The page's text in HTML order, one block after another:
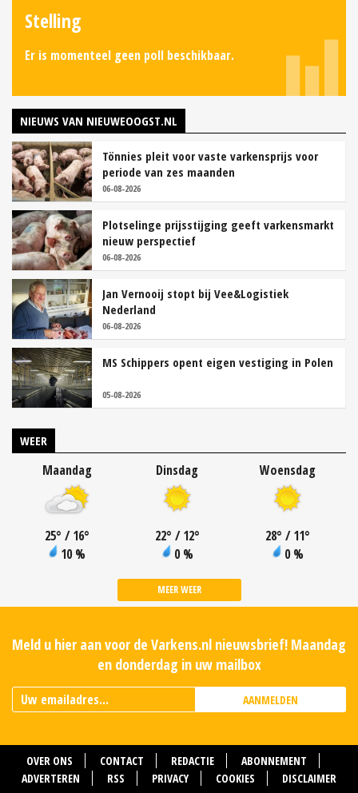
Stelling
Er is momenteel geen poll beschikbaar.
NIEUWS VAN NIEUWEOOGST.NL
Tönnies pleit voor vaste varkensprijs voor
periode van zes maanden
06-08-2026
Plotselinge prijsstijging geeft varkensmarkt
nieuw perspectief
06-08-2026
Jan Vernooij stopt bij Vee&Logistiek
Nederland
06-08-2026
MS Schippers opent eigen vestiging in Polen
05-08-2026
WEER
Maandag
25° / 16°
10 %
Dinsdag
22° / 12°
0 %
Woensdag
28° / 11°
0 %
MEER WEER
Meld u hier aan voor de Varkens.nl nieuwsbrief! Maandag
en donderdag in uw mailbox
AANMELDEN
OVER ONS CONTACT REDACTIE
ABONNEMENT
ADVERTEREN
RSS PRIVACY COOKIES DISCLAIMER